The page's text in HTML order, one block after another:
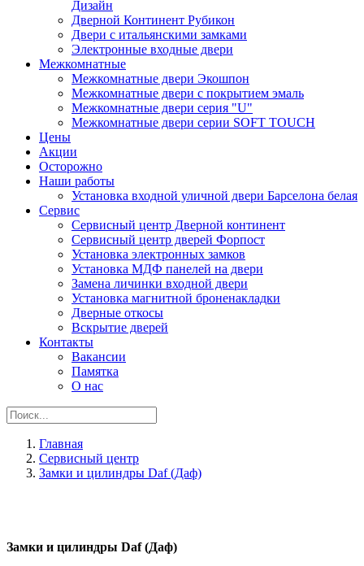
Дизайн
Дверной Континент Рубикон
Двери с итальянскими замками
Электронные входные двери
Межкомнатные
Межкомнатные двери Экошпон
Межкомнатные двери с покрытием эмаль
Межкомнатные двери серия "U"
Межкомнатные двери серии SOFT TOUCH
Цены
Акции
Осторожно
Наши работы
Установка входной уличной двери Барселона белая
Сервис
Сервисный центр Дверной континент
Сервисный центр дверей Форпост
Установка электронных замков
Установка МДФ панелей на двери
Замена личинки входной двери
Установка магнитной броненакладки
Дверные откосы
Вскрытие дверей
Контакты
Вакансии
Памятка
О нас
Главная
Сервисный центр
Замки и цилиндры Daf (Даф)
Замки и цилиндры Daf (Даф)